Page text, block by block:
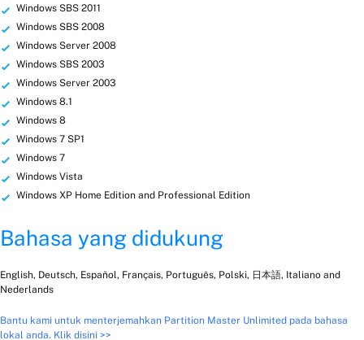
Windows SBS 2011
Windows SBS 2008
Windows Server 2008
Windows SBS 2003
Windows Server 2003
Windows 8.1
Windows 8
Windows 7 SP1
Windows 7
Windows Vista
Windows XP Home Edition and Professional Edition
Bahasa yang didukung
English, Deutsch, Español, Français, Português, Polski, 日本語, Italiano and
Nederlands
Bantu kami untuk menterjemahkan Partition Master Unlimited pada bahasa
lokal anda. Klik disini >>